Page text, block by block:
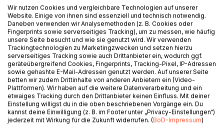
Among so many effective and artistic tales, it is difficult to
give a preference to one over all the rest. Yet, certainly,
even amid Verne's remarkable works, his "Off on a Comet"
must be given high rank. Perhaps this story will be
remembered when even "Round the World in Eighty Days"
and "Michael Strogoff" have been obliterated by centuries
of time. At least, of the many books since written upon the
same theme as Verne's, no one has yet succeeded in
equaling or even approaching it.
In one way "Off on a Comet" shows a marked contrast to
Verne's earlier books. Not only does it invade a region
Wir nutzen Cookies und vergleichbare Technologien auf unserer
Website. Einige von ihnen sind essenziell und technisch notwendig.
Daneben verwenden wir Analysemethoden (z. B. Cookies oder
Fingerprints sowie serverseitiges Tracking), um zu messen, wie häufig
unsere Seite besucht und wie sie genutzt wird. Wir verwenden
Trackingtechnologien zu Marketingzwecken und setzen hierzu
serverseitiges Tracking sowie auch Drittanbieter ein, wodurch ggf.
geräteübergreifend Cookies, Fingerprints, Tracking-Pixel, IP-Adressen
sowie gehashte E-Mail-Adressen genutzt werden. Auf unserer Seite
betten wir zudem Drittinhalte von anderen Anbietern ein (Video-
Plattformen). Wir haben auf die weitere Datenverarbeitung und ein
etwaiges Tracking durch den Drittanbieter keinen Einfluss. Mit deiner
Einstellung willigst du in die oben beschriebenen Vorgänge ein. Du
kannst deine Einwilligung (z. B. im Footer unter „Privacy-Einstellungen“)
jederzeit mit Wirkung für die Zukunft widerrufen. (BoD-Impressum)